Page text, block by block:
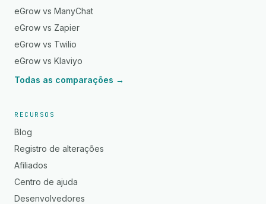
eGrow vs ManyChat
eGrow vs Zapier
eGrow vs Twilio
eGrow vs Klaviyo
Todas as comparações →
RECURSOS
Blog
Registro de alterações
Afiliados
Centro de ajuda
Desenvolvedores